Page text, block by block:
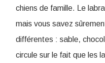
chiens de famille. Le
mais vous savez
différentes : sable,
circule sur le fait que les